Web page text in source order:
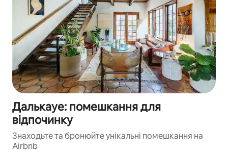
Далькауе: помешкання для
відпочинку
Знаходьте та бронюйте унікальні помешкання на
Airbnb